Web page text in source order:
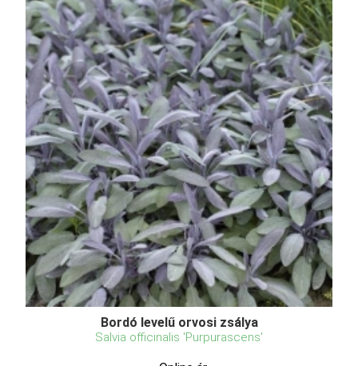
Bordó levelű orvosi zsálya
Salvia officinalis 'Purpurascens'